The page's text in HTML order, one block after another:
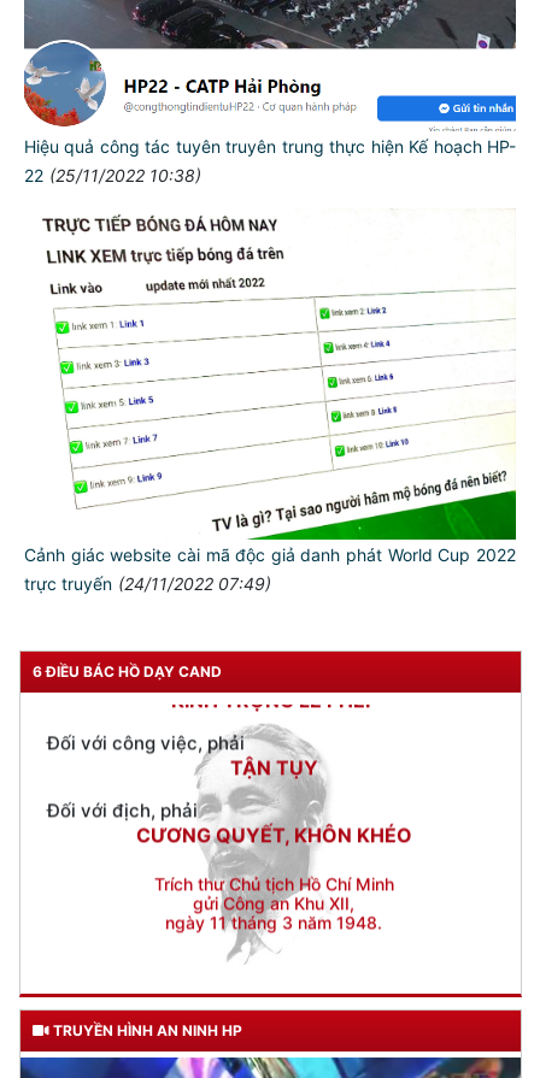
Hiệu quả công tác tuyên truyên trung thực hiện Kế hoạch HP-
22 (25/11/2022 10:38)
Cảnh giác website cài mã độc giả danh phát World Cup 2022
trực truyến (24/11/2022 07:49)
6 ĐIỀU BÁC HỒ DẠY CAND
TƯ CÁCH
NGƯỜI CÔNG AN CÁCH MỆNH LÀ:
Đối với tự mình, phải
CẦN, KIỆM, LIÊM, CHÍNH
Đối với đồng sự, phải
THÂN ÁI GIÚP ĐỠ
Đối với chính phủ, phải
TUYỆT ĐỐI TRUNG THÀNH
Đối với nhân dân, phải
Đối với công việc, phải
TẬN TỤY
Đối với địch, phải
CƯƠNG QUYẾT, KHÔN KHÉO
Trích thư Chủ tịch Hồ Chí Minh
gửi Công an Khu XII,
ngày 11 tháng 3 năm 1948.
TRUYỀN HÌNH AN NINH HP